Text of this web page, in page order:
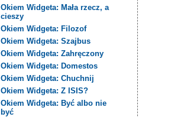
Okiem Widgeta: Mała rzecz, a
cieszy
Okiem Widgeta: Filozof
Okiem Widgeta: Szajbus
Okiem Widgeta: Zahręczony
Okiem Widgeta: Domestos
Okiem Widgeta: Chuchnij
Okiem Widgeta: Z ISIS?
Okiem Widgeta: Być albo nie
być